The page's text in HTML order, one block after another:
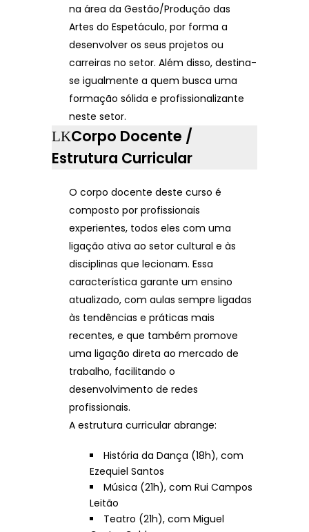
na área da Gestão/Produção das
Artes do Espetáculo, por forma a
desenvolver os seus projetos ou
carreiras no setor. Além disso, destina-
se igualmente a quem busca uma
formação sólida e profissionalizante
neste setor.
Corpo Docente /
Estrutura Curricular
O corpo docente deste curso é
composto por profissionais
experientes, todos eles com uma
ligação ativa ao setor cultural e às
disciplinas que lecionam. Essa
característica garante um ensino
atualizado, com aulas sempre ligadas
às tendências e práticas mais
recentes, e que também promove
uma ligação direta ao mercado de
trabalho, facilitando o
desenvolvimento de redes
profissionais.
A estrutura curricular abrange:
História da Dança (18h), com
Ezequiel Santos
Música (21h), com Rui Campos
Leitão
Teatro (21h), com Miguel